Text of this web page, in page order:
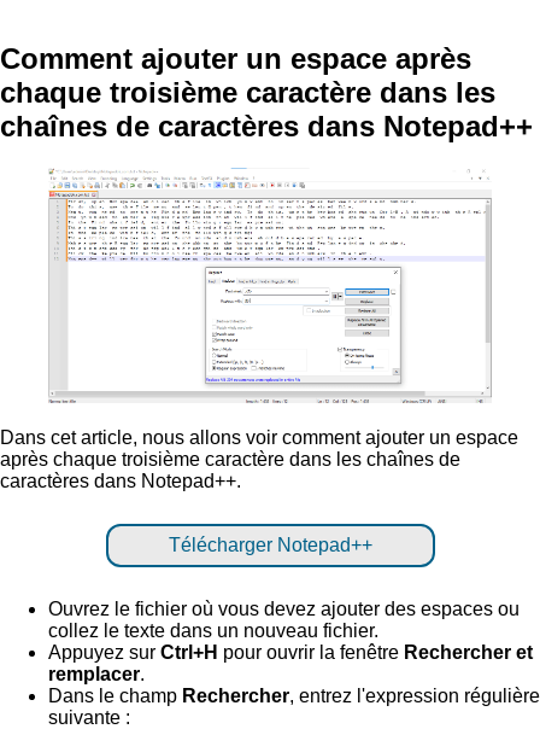
Comment ajouter un espace après
chaque troisième caractère dans les
chaînes de caractères dans Notepad++
Dans cet article, nous allons voir comment ajouter un espace
après chaque troisième caractère dans les chaînes de
caractères dans Notepad++.
Télécharger Notepad++
Ouvrez le fichier où vous devez ajouter des espaces ou
collez le texte dans un nouveau fichier.
Appuyez sur Ctrl+H pour ouvrir la fenêtre Rechercher et
remplacer.
Dans le champ Rechercher, entrez l'expression régulière
suivante :